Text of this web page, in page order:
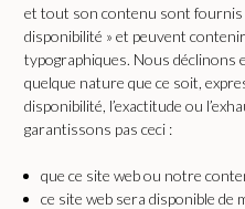
et tout son contenu sont fournis
disponibilité » et peuvent
typographiques. Nous déclinons
quelque nature que ce soit,
disponibilité, l’exactitude ou
garantissons pas ceci :
que ce site web ou notre
ce site web sera disponible de